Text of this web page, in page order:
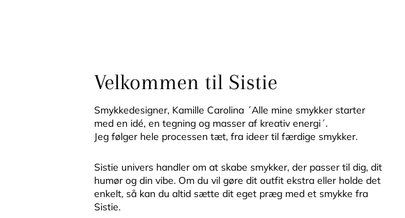
Velkommen til Sistie
Smykkedesigner, Kamille Carolina ´Alle mine smykker starter
med en idé, en tegning og masser af kreativ energi´.
Jeg følger hele processen tæt, fra ideer til færdige smykker.
Sistie univers handler om at skabe smykker, der passer til dig, dit
humør og din vibe. Om du vil gøre dit outfit ekstra eller holde det
enkelt, så kan du altid sætte dit eget præg med et smykke fra
Sistie.